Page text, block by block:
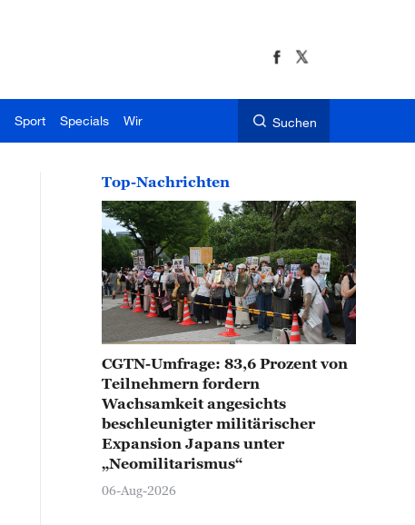
Sport Specials Wir Suchen
Top-Nachrichten
CGTN-Umfrage: 83,6 Prozent von
Teilnehmern fordern
Wachsamkeit angesichts
beschleunigter militärischer
Expansion Japans unter
„Neomilitarismus“
06-Aug-2026